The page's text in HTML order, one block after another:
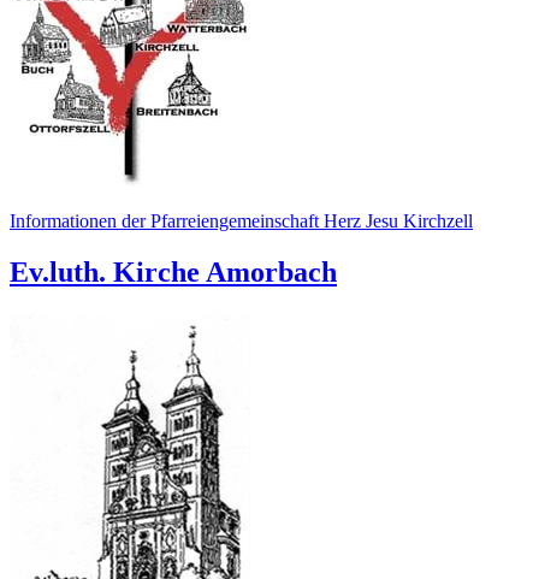
Informationen der Pfarreiengemeinschaft Herz Jesu Kirchzell
Ev.luth. Kirche Amorbach